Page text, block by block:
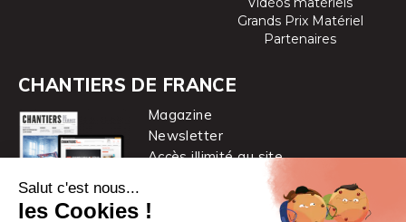
Grands Prix Matériel
Partenaires
CHANTIERS DE FRANCE
Magazine
Newsletter
Accès illimité au site